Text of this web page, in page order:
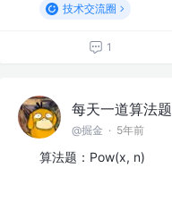
技术交流圈
1
每天一道算法题
@掘金 · 5年前
算法题：Pow(x, n)